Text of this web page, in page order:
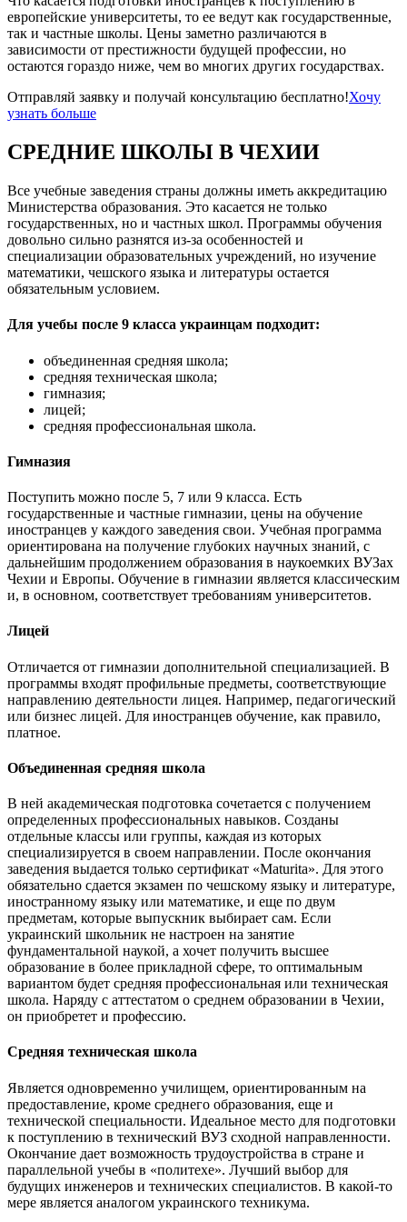
европейские университеты, то ее ведут как государственные,
так и частные школы. Цены заметно различаются в
зависимости от престижности будущей профессии, но
остаются гораздо ниже, чем во многих других государствах.
Отправляй заявку и получай консультацию бесплатно!Хочу
узнать больше
СРЕДНИЕ ШКОЛЫ В ЧЕХИИ
Все учебные заведения страны должны иметь аккредитацию
Министерства образования. Это касается не только
государственных, но и частных школ. Программы обучения
довольно сильно разнятся из-за особенностей и
специализации образовательных учреждений, но изучение
математики, чешского языка и литературы остается
обязательным условием.
Для учебы после 9 класса украинцам подходит:
объединенная средняя школа;
средняя техническая школа;
гимназия;
лицей;
средняя профессиональная школа.
Гимназия
Поступить можно после 5, 7 или 9 класса. Есть
государственные и частные гимназии, цены на обучение
иностранцев у каждого заведения свои. Учебная программа
ориентирована на получение глубоких научных знаний, с
дальнейшим продолжением образования в наукоемких ВУЗах
Чехии и Европы. Обучение в гимназии является классическим
и, в основном, соответствует требованиям университетов.
Лицей
Отличается от гимназии дополнительной специализацией. В
программы входят профильные предметы, соответствующие
направлению деятельности лицея. Например, педагогический
или бизнес лицей. Для иностранцев обучение, как правило,
платное.
Объединенная средняя школа
В ней академическая подготовка сочетается с получением
определенных профессиональных навыков. Созданы
отдельные классы или группы, каждая из которых
специализируется в своем направлении. После окончания
заведения выдается только сертификат «Maturita». Для этого
обязательно сдается экзамен по чешскому языку и литературе,
иностранному языку или математике, и еще по двум
предметам, которые выпускник выбирает сам. Если
украинский школьник не настроен на занятие
фундаментальной наукой, а хочет получить высшее
образование в более прикладной сфере, то оптимальным
вариантом будет средняя профессиональная или техническая
школа. Наряду с аттестатом о среднем образовании в Чехии,
он приобретет и профессию.
Средняя техническая школа
Является одновременно училищем, ориентированным на
предоставление, кроме среднего образования, еще и
технической специальности. Идеальное место для подготовки
к поступлению в технический ВУЗ сходной направленности.
Окончание дает возможность трудоустройства в стране и
параллельной учебы в «политехе». Лучший выбор для
будущих инженеров и технических специалистов. В какой-то
мере является аналогом украинского техникума.